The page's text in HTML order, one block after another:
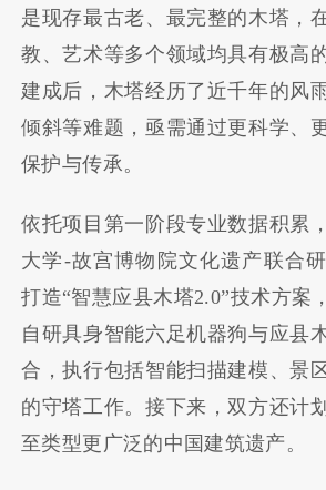
是现存最古老、最完整的木塔，
教、艺术等多个领域均具有极高
建成后，木塔经历了近千年的风
倾斜等难题，亟需通过更科学、
保护与传承。
依托项目第一阶段专业数据积累
大学-故宫博物院文化遗产联合
打造“智慧应县木塔2.0”技术方案
自研具身智能六足机器狗与应县
合，执行包括智能扫描建模、景
的守塔工作。接下来，双方还计
至类型更广泛的中国建筑遗产。